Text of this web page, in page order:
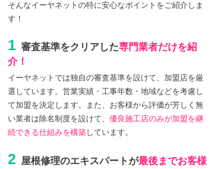
そんなイーヤネットの特に安心なポイントをご紹介しま
す！
1 審査基準をクリアした専門業者だけを紹
介！
イーヤネットでは独自の審査基準を設けて、加盟店を厳
選しています。営業実績・工事年数・地域などを考慮し
て加盟を決定します。また、お客様から評価が芳しく無
い業者は除名制度を設けて、優良施工店のみが加盟を継
続できる仕組みを構築しています。
2 屋根修理のエキスパートが最後までお客様